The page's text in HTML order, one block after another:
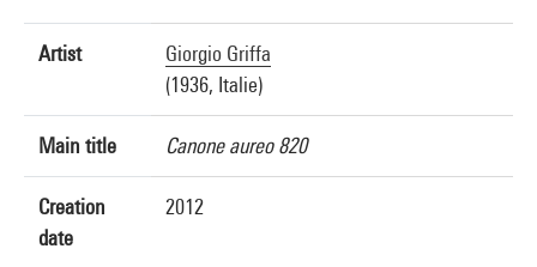
Artist
Giorgio Griffa
(1936, Italie)
Main title Canone aureo 820
Creation
date
2012